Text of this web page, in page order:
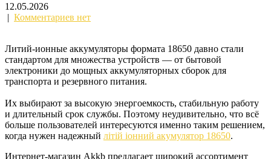
12.05.2026
| Комментариев нет
Литий-ионные аккумуляторы формата 18650 давно стали
стандартом для множества устройств — от бытовой
электроники до мощных аккумуляторных сборок для
транспорта и резервного питания.
Их выбирают за высокую энергоемкость, стабильную работу
и длительный срок службы. Поэтому неудивительно, что всё
больше пользователей интересуются именно таким решением,
когда нужен надежный літій іонний акумулятор 18650.
Интернет-магазин Akkb предлагает широкий ассортимент